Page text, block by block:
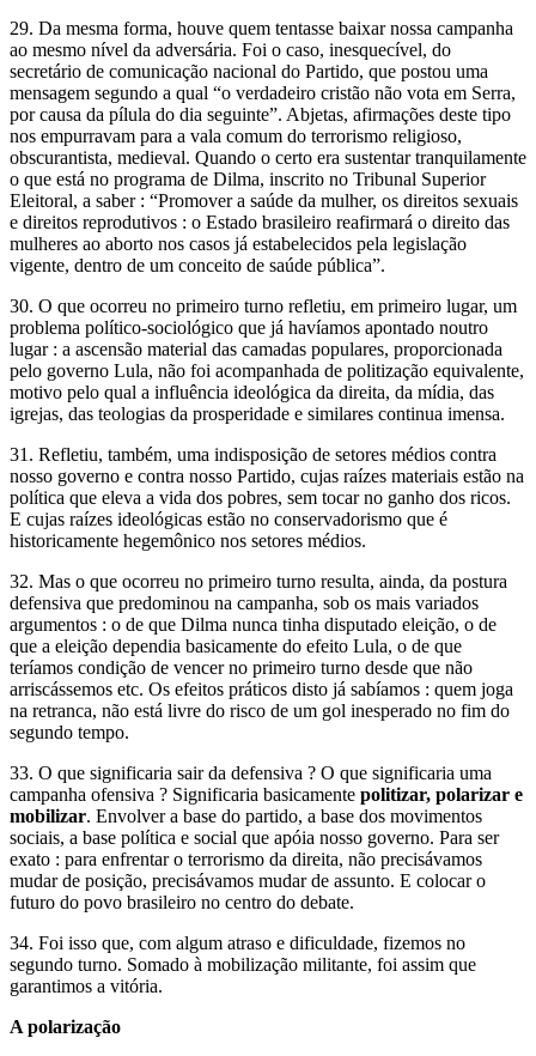
29. Da mesma forma, houve quem tentasse baixar nossa campanha
ao mesmo nível da adversária. Foi o caso, inesquecível, do
secretário de comunicação nacional do Partido, que postou uma
mensagem segundo a qual “o verdadeiro cristão não vota em Serra,
por causa da pílula do dia seguinte”. Abjetas, afirmações deste tipo
nos empurravam para a vala comum do terrorismo religioso,
obscurantista, medieval. Quando o certo era sustentar tranquilamente
o que está no programa de Dilma, inscrito no Tribunal Superior
Eleitoral, a saber : “Promover a saúde da mulher, os direitos sexuais
e direitos reprodutivos : o Estado brasileiro reafirmará o direito das
mulheres ao aborto nos casos já estabelecidos pela legislação
vigente, dentro de um conceito de saúde pública”.
30. O que ocorreu no primeiro turno refletiu, em primeiro lugar, um
problema político-sociológico que já havíamos apontado noutro
lugar : a ascensão material das camadas populares, proporcionada
pelo governo Lula, não foi acompanhada de politização equivalente,
motivo pelo qual a influência ideológica da direita, da mídia, das
igrejas, das teologias da prosperidade e similares continua imensa.
31. Refletiu, também, uma indisposição de setores médios contra
nosso governo e contra nosso Partido, cujas raízes materiais estão na
política que eleva a vida dos pobres, sem tocar no ganho dos ricos.
E cujas raízes ideológicas estão no conservadorismo que é
historicamente hegemônico nos setores médios.
32. Mas o que ocorreu no primeiro turno resulta, ainda, da postura
defensiva que predominou na campanha, sob os mais variados
argumentos : o de que Dilma nunca tinha disputado eleição, o de
que a eleição dependia basicamente do efeito Lula, o de que
teríamos condição de vencer no primeiro turno desde que não
arriscássemos etc. Os efeitos práticos disto já sabíamos : quem joga
na retranca, não está livre do risco de um gol inesperado no fim do
segundo tempo.
33. O que significaria sair da defensiva ? O que significaria uma
campanha ofensiva ? Significaria basicamente politizar, polarizar e
mobilizar. Envolver a base do partido, a base dos movimentos
sociais, a base política e social que apóia nosso governo. Para ser
exato : para enfrentar o terrorismo da direita, não precisávamos
mudar de posição, precisávamos mudar de assunto. E colocar o
futuro do povo brasileiro no centro do debate.
34. Foi isso que, com algum atraso e dificuldade, fizemos no
segundo turno. Somado à mobilização militante, foi assim que
garantimos a vitória.
A polarização